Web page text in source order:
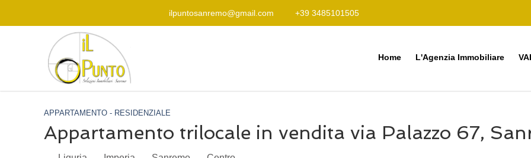
ilpuntosanremo@gmail.com +39 3485101505
Home L'Agenzia Immobiliare
APPARTAMENTO - RESIDENZIALE
Appartamento trilocale in vendita via Palazzo 67,